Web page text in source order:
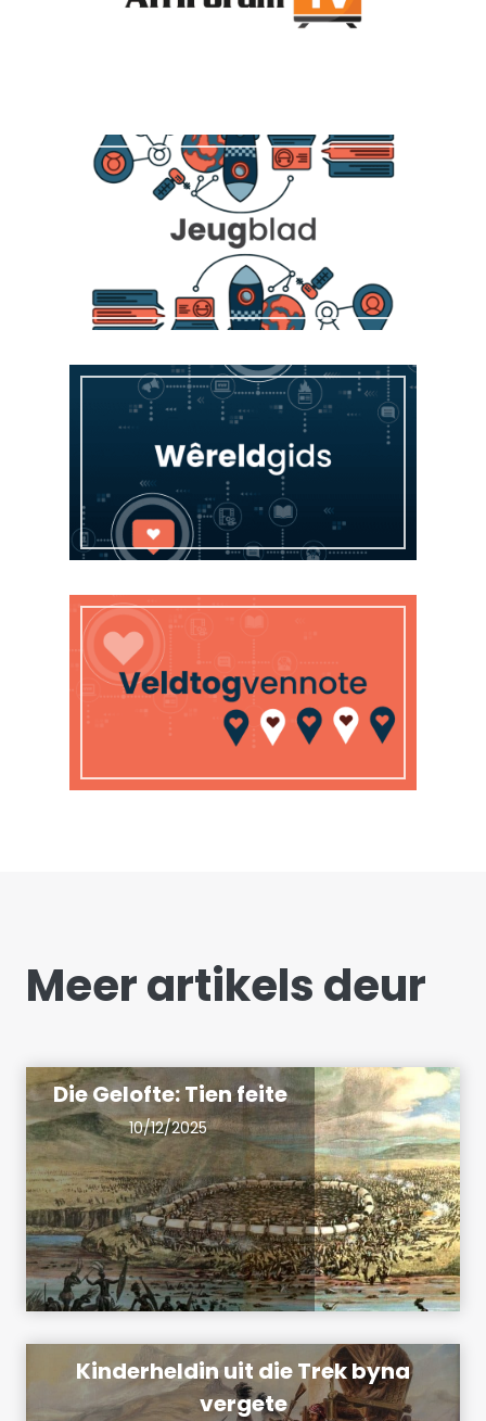
Meer artikels deur
Die Gelofte: Tien feite
10/12/2025
Kinderheldin uit die Trek byna
vergete